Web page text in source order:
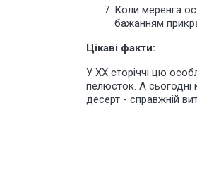
Коли меренга
бажанням
Цікаві факти:
У XX сторіччі цю
пелюсток. А сьогодні
десерт - справжній